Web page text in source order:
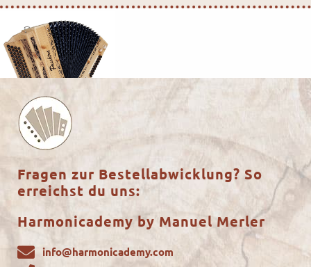
Fragen zur Bestellabwicklung? So
erreichst du uns:
Harmonicademy by Manuel Merler
info@harmonicademy.com